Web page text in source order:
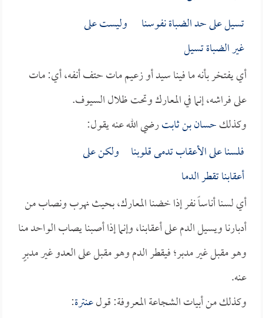
تسيل على حد الضباة نفوسنا وليست على
غير الضباة تسيل
أي يفتخر بأنه ما فينا سيد أو زعيم مات حتف أنفه، أي: مات
على فراشه، إنما في المعارك وتحت ظلال السيوف.
وكذلكحسان بن ثابترضي الله عنه يقول:
فلسنا على الأعقاب تدمى قلوبنا ولكن على
أعقابنا تقطر الدما
أي لسنا أناساً نفر إذا خضنا المعارك، بحيث نهرب ونصاب من
أدبارنا ويسيل الدم على أعقابنا، وإنما إذا أصبنا يصاب الواحد منا
وهو مقبل غير مدبر؛ فيقطر الدم وهو مقبل على العدو غير مدبرٍ
عنه.
وكذلك من أبيات الشجاعة المعروفة: قولعنترة: